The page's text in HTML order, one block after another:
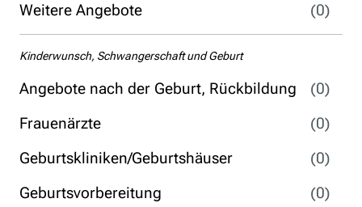
Weitere Angebote
(0)
Kinderwunsch, Schwangerschaft und Geburt
Angebote nach der Geburt, Rückbildung
(0)
Frauenärzte
(0)
Geburtskliniken/Geburtshäuser
(0)
Geburtsvorbereitung
(0)